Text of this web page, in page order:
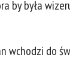
by była
wchodzi do